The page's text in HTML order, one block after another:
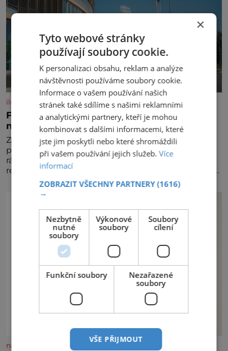
iluxus.cz
Ford dává český fotbal do pohybu. Stává se
novým partnerem FAČR
Značka Ford se od srpna 2026 stává novým
partnerem Fotbalové asociace České republiky. V
rámci tříleté spolupráce zajistí mobilitu asociace,
reprezentačních týmů i českého fotbalu v regionech.
nasehvezdy.cz
×
Tyto webové stránky
používají soubory cookie.
K personalizaci obsahu, reklam a analýze
návštěvnosti používáme soubory cookie.
Informace o vašem používání našich
stránek také sdílíme s našimi reklamními
a analytickými partnery, kteří je mohou
kombinovat s dalšími informacemi, které
jste jim poskytli nebo které shromáždili
při vašem používání jejich služeb.Více
informací
ZOBRAZIT VŠECHNY PARTNERY(1616)
→
Nezbytně
nutné
soubory
Výkonové
soubory
Soubory
cílení
Funkční soubory
Nezařazené
soubory
VŠE PŘIJMOUT